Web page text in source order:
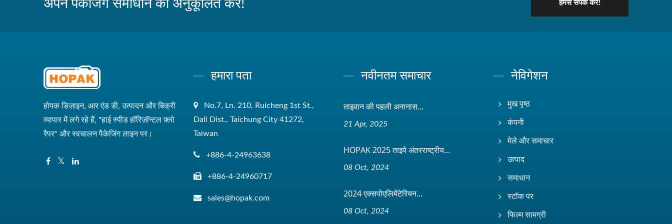
हमसे संपर्क करें!
होपक डिज़ाइन, आर एंड डी, उत्पादन और बिक्री
व्यापार में लगे रहे हैं, "हाई स्पीड हॉरिज़ॉन्टल फ़्लो
रैपर" और स्वचालन पैकेजिंग लाइन पर।
हमारा पता
No.7, Ln. 210, Ruicheng 1st St.,
Dali Dist., Taichung City 41272,
Taiwan
+886-4-24963638
+886-4-24960717
sales@hopak.com
नवीनतम समाचार
ताइवान की पहली अनानास...
21 Apr, 2025
HOPAK 2025 ताइपे अंतरराष्ट्रीय...
08 Oct, 2024
2024 एक्सपोएलिमेंटेरियन...
08 Oct, 2024
नेविगेशन
मुख पृष्ठ
कंपनी
मेले और समाचार
उत्पाद
समाधान
स्टॉक पर
फिल्म सामग्री